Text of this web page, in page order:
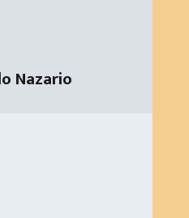
Nazario